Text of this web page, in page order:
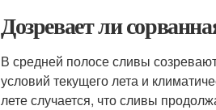
Дозревает ли
В средней полосе сливы
условий текущего лета и
лете случается, что сливы